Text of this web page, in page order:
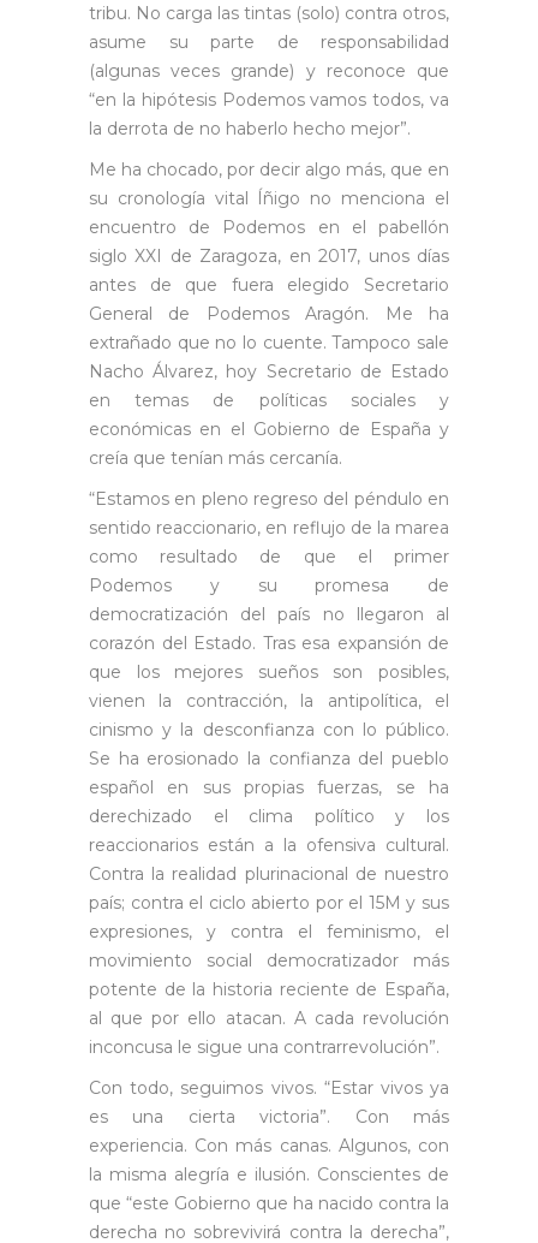
tribu. No carga las tintas (solo) contra otros,
asume su parte de responsabilidad
(algunas veces grande) y reconoce que
“en la hipótesis Podemos vamos todos, va
la derrota de no haberlo hecho mejor”.
Me ha chocado, por decir algo más, que en
su cronología vital Íñigo no menciona el
encuentro de Podemos en el pabellón
siglo XXI de Zaragoza, en 2017, unos días
antes de que fuera elegido Secretario
General de Podemos Aragón. Me ha
extrañado que no lo cuente. Tampoco sale
Nacho Álvarez, hoy Secretario de Estado
en temas de políticas sociales y
económicas en el Gobierno de España y
creía que tenían más cercanía.
“Estamos en pleno regreso del péndulo en
sentido reaccionario, en reflujo de la marea
como resultado de que el primer
Podemos y su promesa de
democratización del país no llegaron al
corazón del Estado. Tras esa expansión de
que los mejores sueños son posibles,
vienen la contracción, la antipolítica, el
cinismo y la desconfianza con lo público.
Se ha erosionado la confianza del pueblo
español en sus propias fuerzas, se ha
derechizado el clima político y los
reaccionarios están a la ofensiva cultural.
Contra la realidad plurinacional de nuestro
país; contra el ciclo abierto por el 15M y sus
expresiones, y contra el feminismo, el
movimiento social democratizador más
potente de la historia reciente de España,
al que por ello atacan. A cada revolución
inconcusa le sigue una contrarrevolución”.
Con todo, seguimos vivos. “Estar vivos ya
es una cierta victoria”. Con más
experiencia. Con más canas. Algunos, con
la misma alegría e ilusión. Conscientes de
que “este Gobierno que ha nacido contra la
derecha no sobrevivirá contra la derecha”,